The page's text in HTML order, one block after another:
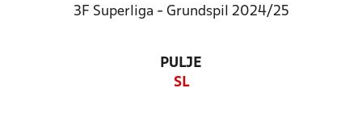
3F Superliga - Grundspil 2024/25
PULJE
SL